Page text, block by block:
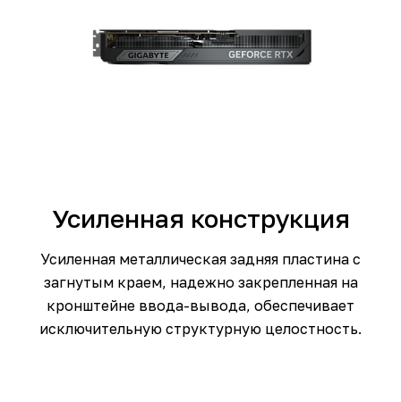
Усиленная конструкция
Усиленная металлическая задняя пластина с
загнутым краем, надежно закрепленная на
кронштейне ввода-вывода, обеспечивает
исключительную структурную целостность.